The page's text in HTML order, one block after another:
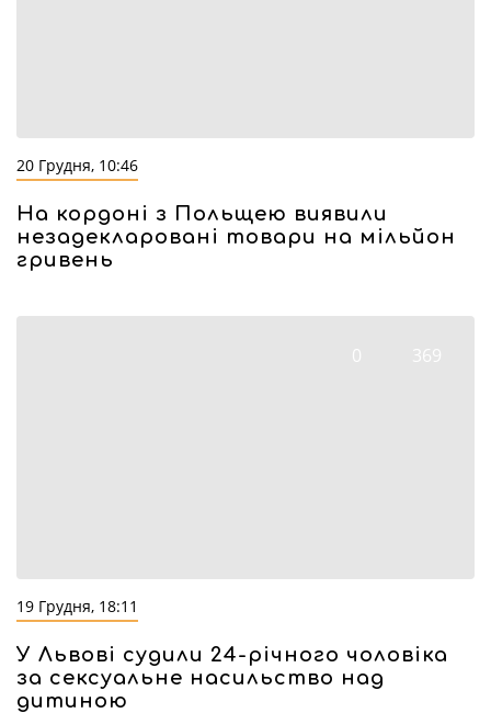
20 Грудня, 10:46
На кордоні з Польщею виявили
незадекларовані товари на мільйон
гривень
0 369
19 Грудня, 18:11
У Львові судили 24-річного чоловіка
за сексуальне насильство над
дитиною